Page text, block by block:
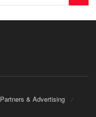
Partners & Advertising